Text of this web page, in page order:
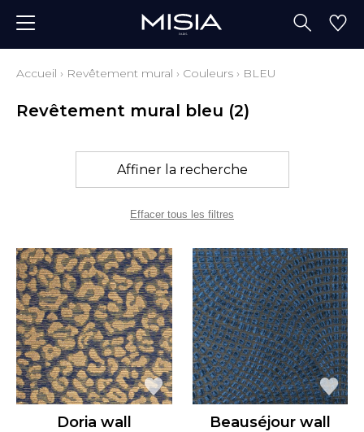
Accueil › Revêtement mural › Couleurs › BLEU
Revêtement mural bleu (2)
Affiner la recherche
Effacer tous les filtres
Doria wall Beauséjour wall